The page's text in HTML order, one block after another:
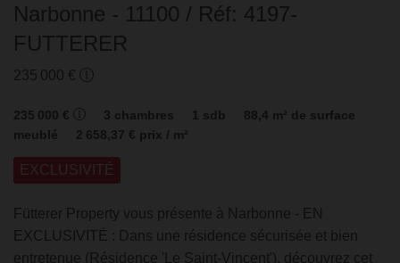
Narbonne - 11100 / Réf: 4197-
FUTTERER
235 000 €
235 000 € 3 chambres 1 sdb 88,4 m² de surface
meublé
2 658,37 € prix / m²
EXCLUSIVITÉ
Fütterer Property vous présente à Narbonne - EN
EXCLUSIVITÉ : Dans une résidence sécurisée et bien
entretenue (Résidence 'Le Saint-Vincent'), découvrez cet